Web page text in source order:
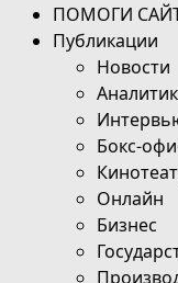
ПОМОГИ
Публикации
Новости
Бокс-
Онлайн
Бизнес